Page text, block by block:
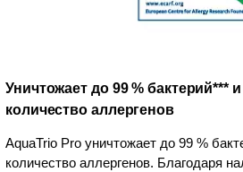
Уничтожает до 99 % бактерий***
количество аллергенов
AquaTrio Pro уничтожает до 99 %
количество аллергенов. Благодаря